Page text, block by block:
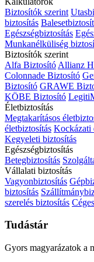
Biztosítók szerint
biztosítás
Egészségbiztosítás
Munkanélküliség
Biztosítók szerint
Alfa Biztosító Allianz
Colonnade Biztosító
Biztosító GRAWE
KÖBE Biztosító
Életbiztosítás
Megtakarításos
életbiztosítás Kockázati
Kegyeleti biztosítás
Egészségbiztosítás
Betegbiztosítás
Vállalati biztosítás
Vagyonbiztosítás
biztosítás
szerelés biztosítás
Tudástár
Gyors magyarázatok a